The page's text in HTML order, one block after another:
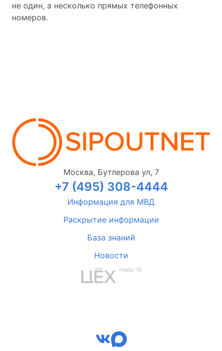
не один, а несколько прямых телефонных
номеров.
Москва, Бутлерова ул, 7
+7 (495) 308-4444
Информация для МВД
Раскрытие информации
База знаний
Новости